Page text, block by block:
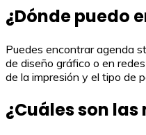
¿Dónde puedo
Puedes encontrar agenda
de diseño gráfico o en
de la impresión y el tipo de
¿Cuáles son